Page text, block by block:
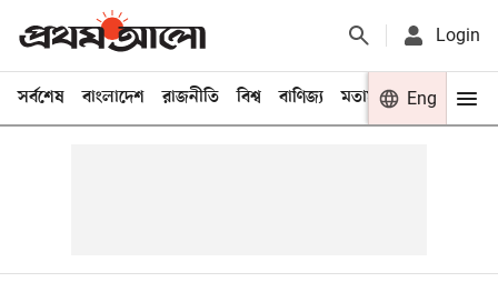
Login
সর্বশেষ বাংলাদেশ রাজনীতি বিশ্ব বাণিজ্য মতামত খেলা
Eng